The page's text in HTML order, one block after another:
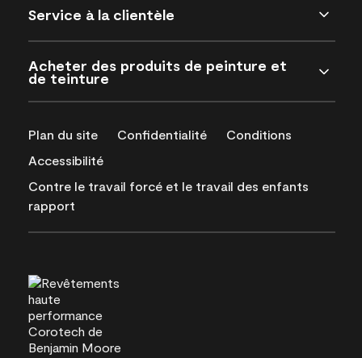
Service à la clientèle
Acheter des produits de peinture et
de teinture
Plan du site Confidentialité
Conditions
Accessibilité
Contre le travail forcé et le travail des enfants
rapport